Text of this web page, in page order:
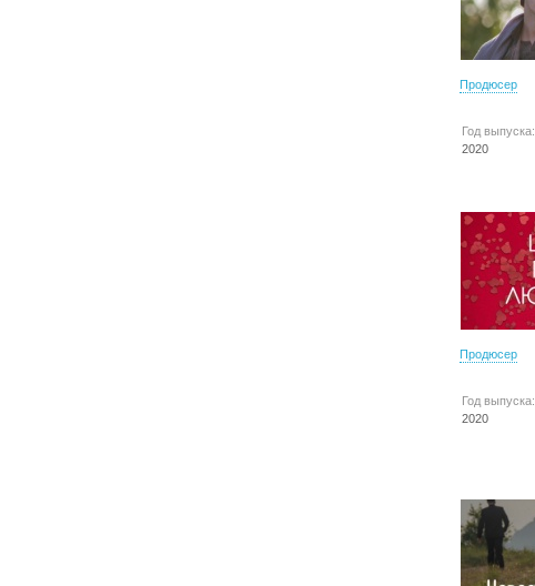
Продюсер
Год выпуска:
2020
Продюсер
Год выпуска:
2020